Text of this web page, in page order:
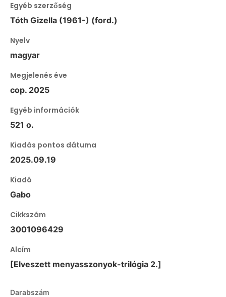
Egyéb szerzőség
Tóth Gizella (1961-) (ford.)
Nyelv
magyar
Megjelenés éve
cop. 2025
Egyéb információk
521 o.
Kiadás pontos dátuma
2025.09.19
Kiadó
Gabo
Cikkszám
3001096429
Alcím
[Elveszett menyasszonyok-trilógia 2.]
Darabszám